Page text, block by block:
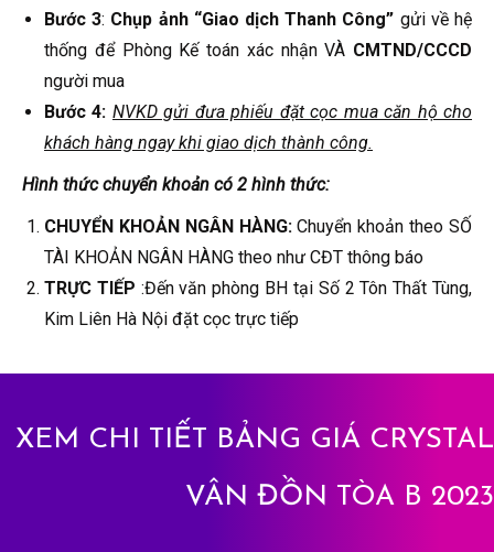
Bước 3: Chụp ảnh “Giao dịch Thanh Công” gửi về hệ
thống để Phòng Kế toán xác nhận VÀ CMTND/CCCD
người mua
Bước 4: NVKD gửi đưa phiếu đặt cọc mua căn hộ cho
khách hàng ngay khi giao dịch thành công.
Hình thức chuyển khoản có 2 hình thức:
CHUYỂN KHOẢN NGÂN HÀNG:Chuyển khoản theo SỐ
TÀI KHOẢN NGÂN HÀNG theo như CĐT thông báo
TRỰC TIẾP :Đến văn phòng BH tại Số 2 Tôn Thất Tùng,
Kim Liên Hà Nội đặt cọc trực tiếp
XEM CHI TIẾT BẢNG GIÁ CRYSTAL
VÂN ĐỒN TÒA B 2023